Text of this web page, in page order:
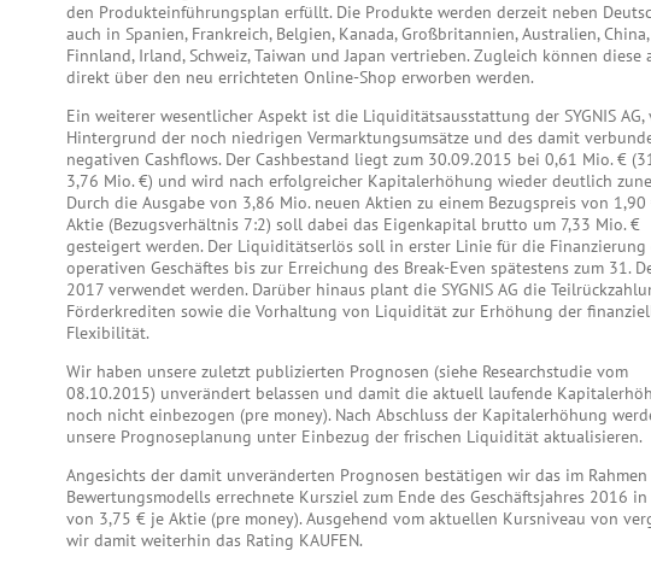
den Produkteinführungsplan erfüllt. Die Produkte werden derzeit neben
auch in Spanien, Frankreich, Belgien, Kanada, Großbritannien, Australien, China,
Finnland, Irland, Schweiz, Taiwan und Japan vertrieben. Zugleich können diese
direkt über den neu errichteten Online-Shop erworben werden.
Ein weiterer wesentlicher Aspekt ist die Liquiditätsausstattung der SYGNIS AG,
Hintergrund der noch niedrigen Vermarktungsumsätze und des damit
negativen Cashflows. Der Cashbestand liegt zum 30.09.2015 bei 0,61 Mio. €
3,76 Mio. €) und wird nach erfolgreicher Kapitalerhöhung wieder deutlich
Durch die Ausgabe von 3,86 Mio. neuen Aktien zu einem Bezugspreis von
Aktie (Bezugsverhältnis 7:2) soll dabei das Eigenkapital brutto um 7,33 Mio. €
gesteigert werden. Der Liquiditätserlös soll in erster Linie für die Finanzierung
operativen Geschäftes bis zur Erreichung des Break-Even spätestens zum 31.
2017 verwendet werden. Darüber hinaus plant die SYGNIS AG die
Förderkrediten sowie die Vorhaltung von Liquidität zur Erhöhung der
Flexibilität.
Wir haben unsere zuletzt publizierten Prognosen (siehe Researchstudie vom
08.10.2015) unverändert belassen und damit die aktuell laufende
noch nicht einbezogen (pre money). Nach Abschluss der Kapitalerhöhung
unsere Prognoseplanung unter Einbezug der frischen Liquidität aktualisieren.
Angesichts der damit unveränderten Prognosen bestätigen wir das im Rahmen
Bewertungsmodells errechnete Kursziel zum Ende des Geschäftsjahres 2016
von 3,75 € je Aktie (pre money). Ausgehend vom aktuellen Kursniveau von
wir damit weiterhin das Rating KAUFEN.